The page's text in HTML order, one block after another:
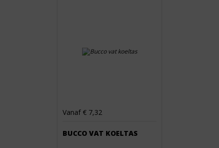
Vanaf € 7,32
BUCCO VAT KOELTAS